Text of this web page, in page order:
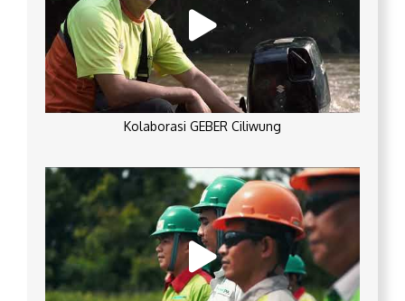
Kolaborasi GEBER Ciliwung